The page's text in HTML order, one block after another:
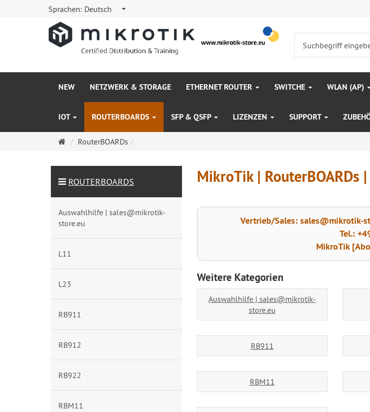
Sprachen: Deutsch
NEW NETZWERK & STORAGE ETHERNET ROUTER SWITCHE WLAN (AP)
IOT ROUTERBOARDS SFP & QSFP LIZENZEN SUPPORT
Startseite
RouterBOARDs
MikroTik | RouterBOARDs
Vertrieb/Sales: sales@mikrotik-
Tel.:
MikroTik
Weitere Kategorien
Auswahlhilfe | sales@mikrotik-
store.eu
RB911
RBM11
ROUTERBOARDS
Auswahlhilfe | sales@mikrotik-
store.eu
L11
L23
RB911
RB912
RB922
RBM11